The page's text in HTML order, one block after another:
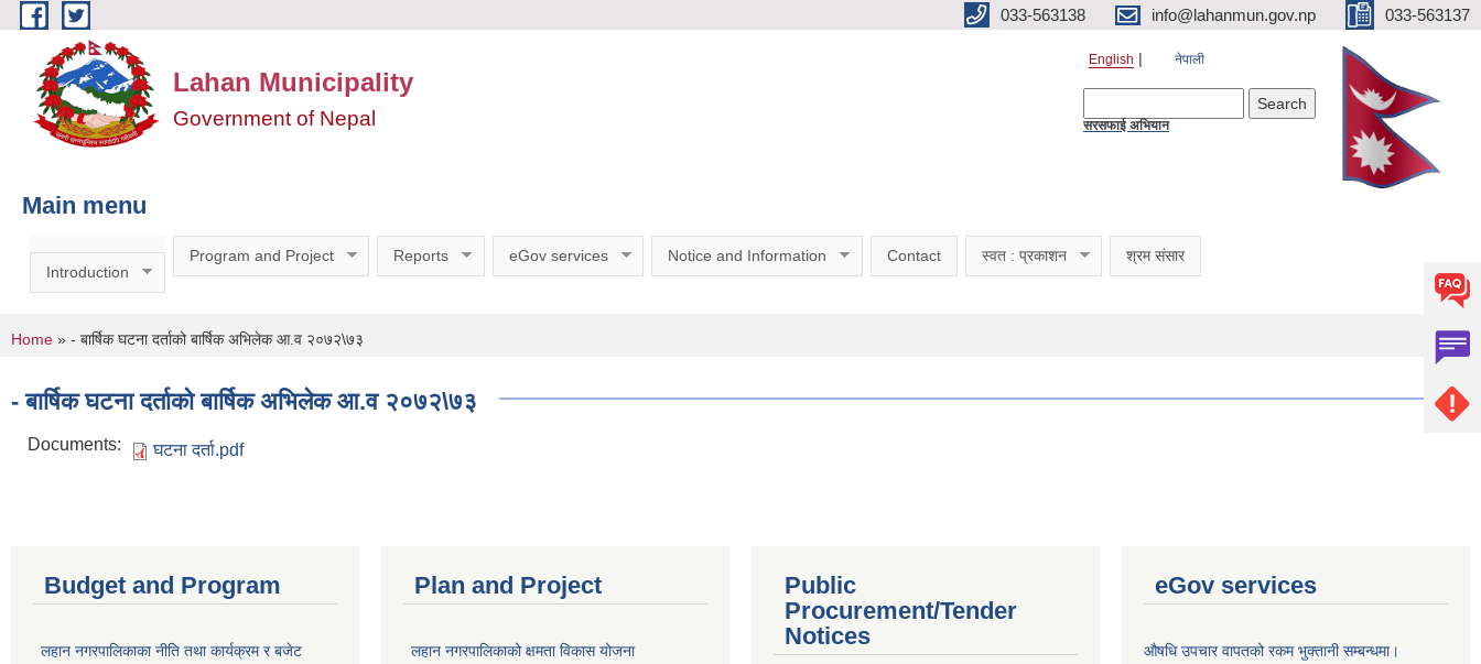
Skip to main content 033-563138 info@lahanmun.gov.np 033-563137
Lahan Municipality
Government of Nepal
English नेपाली
सरसफाई अभियान
Main menu
Introduction
Program and Project Reports eGov services Notice and Information Contact स्वत : प्रकाशन श्रम संसार
You are here
Home » - बार्षिक घटना दर्ताको बार्षिक अभिलेक आ.व २०७२\७३
- बार्षिक घटना दर्ताको बार्षिक अभिलेक आ.व २०७२\७३
Documents: घटना दर्ता.pdf
Budget and Program
लहान नगरपालिकाका नीति तथा कार्यक्रम र बजेट
Plan and Project
लहान नगरपालिकाको क्षमता विकास योजना
Public
Procurement/Tender
Notices
eGov services
औषधि उपचार वापतको रकम भुक्तानी सम्बन्धमा।